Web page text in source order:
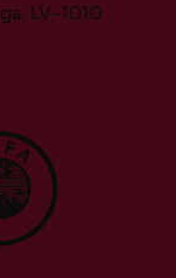
LV-1010